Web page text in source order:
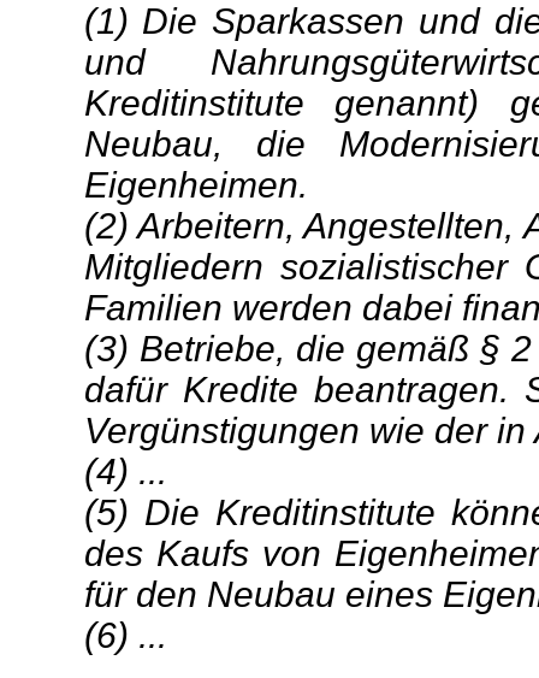
(1) Die Sparkassen und
und
Kreditinstitute genannt)
Neubau, die
Eigenheimen.
(2) Arbeitern, Angestellten,
Mitgliedern sozialistischer
Familien werden dabei
(3) Betriebe, die gemäß §
dafür Kredite beantragen.
Vergünstigungen wie der
(4) ...
(5) Die Kreditinstitute
des Kaufs von
für den Neubau eines
(6) ...